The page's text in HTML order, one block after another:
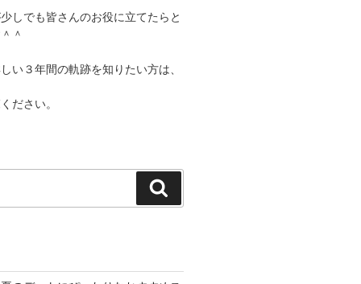
しでも皆さんのお役に立てたらと
＾
い３年間の軌跡を知りたい方は、
ださい。
索